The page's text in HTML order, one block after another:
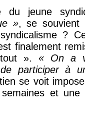
du jeune
», se souvient
?
finalement
». « On a
de participer à
se voit
et une